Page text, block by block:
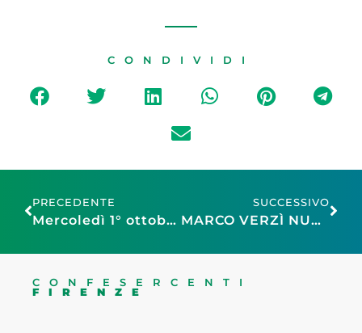
CONDIVIDI
PRECEDENTE
Mercoledì 1° ottobre “Un caffè per CORRI LA VITA”!
SUCCESSIVO
MARCO VERZÌ NUOVO PRESIDENTE REGIONALE FEDERAGIT CONFESERCENTI TOSCANA
CONFESERCENTI
FIRENZE